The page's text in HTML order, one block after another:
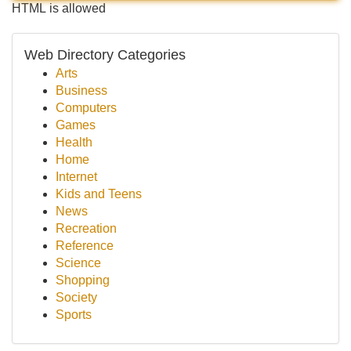
HTML is allowed
Web Directory Categories
Arts
Business
Computers
Games
Health
Home
Internet
Kids and Teens
News
Recreation
Reference
Science
Shopping
Society
Sports